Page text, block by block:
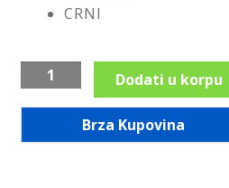
CRNI
Crni
usponski
crna
Dodati u korpu
Brza Kupovina